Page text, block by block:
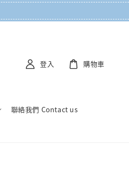
聯絡我們 Contact us
登入 購物車